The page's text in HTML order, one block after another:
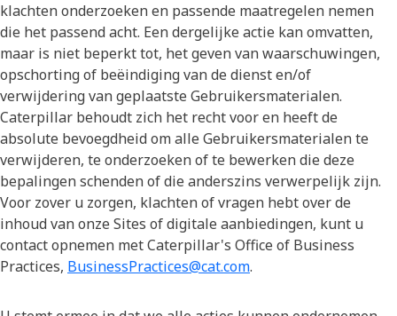
klachten onderzoeken en passende maatregelen nemen
die het passend acht. Een dergelijke actie kan omvatten,
maar is niet beperkt tot, het geven van waarschuwingen,
opschorting of beëindiging van de dienst en/of
verwijdering van geplaatste Gebruikersmaterialen.
Caterpillar behoudt zich het recht voor en heeft de
absolute bevoegdheid om alle Gebruikersmaterialen te
verwijderen, te onderzoeken of te bewerken die deze
bepalingen schenden of die anderszins verwerpelijk zijn.
Voor zover u zorgen, klachten of vragen hebt over de
inhoud van onze Sites of digitale aanbiedingen, kunt u
contact opnemen met Caterpillar's Office of Business
Practices, BusinessPractices@cat.com.